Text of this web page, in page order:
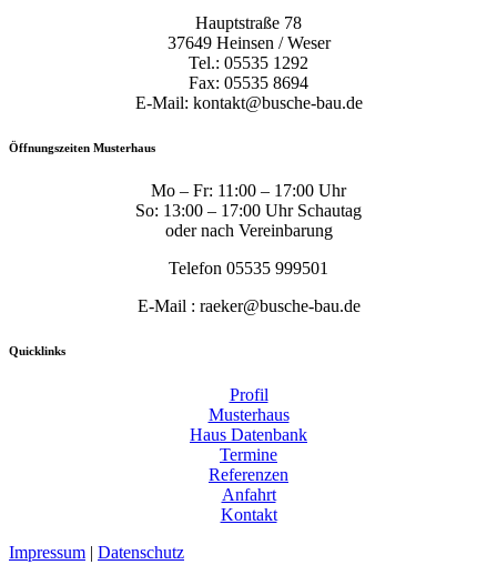
Hauptstraße 78
37649 Heinsen / Weser
Tel.: 05535 1292
Fax: 05535 8694
E-Mail: kontakt@busche-bau.de
Öffnungszeiten Musterhaus
Mo – Fr: 11:00 – 17:00 Uhr
So: 13:00 – 17:00 Uhr Schautag
oder nach Vereinbarung
Telefon 05535 999501
E-Mail : raeker@busche-bau.de
Quicklinks
Profil
Musterhaus
Haus Datenbank
Termine
Referenzen
Anfahrt
Kontakt
Impressum | Datenschutz